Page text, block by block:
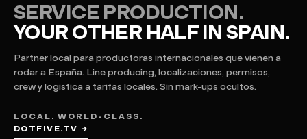
SERVICE PRODUCTION.
YOUR OTHER HALF IN SPAIN.
Partner local para productoras internacionales que vienen a
rodar a España. Line producing, localizaciones, permisos,
crew y logística a tarifas locales. Sin mark-ups ocultos.
LOCAL. WORLD-CLASS.
DOTFIVE.TV →